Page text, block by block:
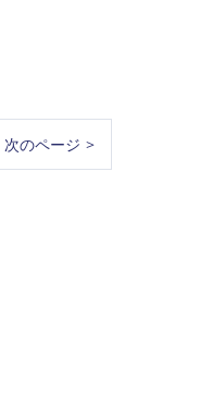
次のページ >